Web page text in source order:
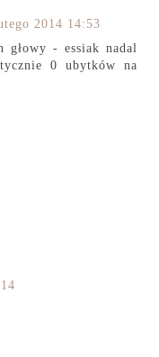
2014 14:53
- essiak nadal
0 ubytków na